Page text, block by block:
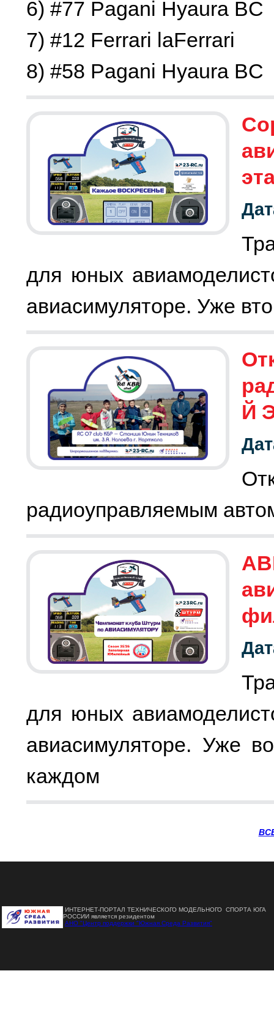
6) #77 Pagani Hyaura BC
7) #12 Ferrari laFerrari
для юных
Й
радиоуправляемым
для юных
авиасимуляторе. Уже
каждом
ИНТЕРНЕТ-ПОРТАЛ ТЕХНИЧЕСКОГО МОДЕЛЬНОГО СПОРТА ЮГА
РОССИИ является резидентом
АНО "Центр поддержки "Южная Среда Развития"